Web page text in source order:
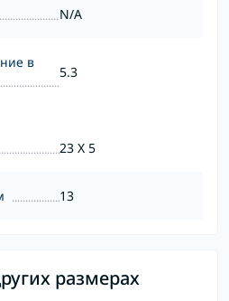
N/A
в
5.3
23 X 5
13
размерах